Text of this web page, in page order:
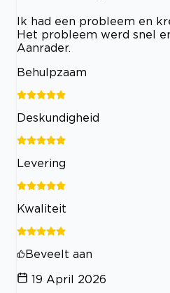
Ik had een probleem en
Het probleem werd snel
Aanrader.
Behulpzaam
Deskundigheid
Levering
Kwaliteit
Beveelt aan
19 April 2026